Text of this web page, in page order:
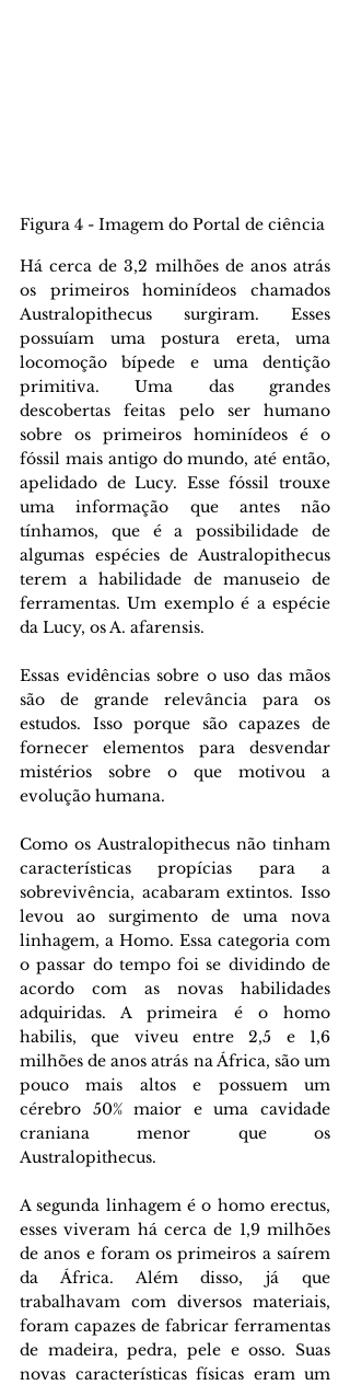
Figura 4 - Imagem do Portal de ciência
Há cerca de 3,2 milhões de anos atrás
os primeiros hominídeos chamados
Australopithecus surgiram. Esses
possuíam uma postura ereta, uma
locomoção bípede e uma dentição
primitiva. Uma das grandes
descobertas feitas pelo ser humano
sobre os primeiros hominídeos é o
fóssil mais antigo do mundo, até então,
apelidado de Lucy. Esse fóssil trouxe
uma informação que antes não
tínhamos, que é a possibilidade de
algumas espécies de Australopithecus
terem a habilidade de manuseio de
ferramentas. Um exemplo é a espécie
da Lucy, os A. afarensis.
Essas evidências sobre o uso das mãos
são de grande relevância para os
estudos. Isso porque são capazes de
fornecer elementos para desvendar
mistérios sobre o que motivou a
evolução humana.
Como os Australopithecus não tinham
características propícias para a
sobrevivência, acabaram extintos. Isso
levou ao surgimento de uma nova
linhagem, a Homo. Essa categoria com
o passar do tempo foi se dividindo de
acordo com as novas habilidades
adquiridas. A primeira é o homo
habilis, que viveu entre 2,5 e 1,6
milhões de anos atrás na África, são um
pouco mais altos e possuem um
cérebro 50% maior e uma cavidade
craniana menor que os
Australopithecus.
A segunda linhagem é o homo erectus,
esses viveram há cerca de 1,9 milhões
de anos e foram os primeiros a saírem
da África. Além disso, já que
trabalhavam com diversos materiais,
foram capazes de fabricar ferramentas
de madeira, pedra, pele e osso. Suas
novas características físicas eram um